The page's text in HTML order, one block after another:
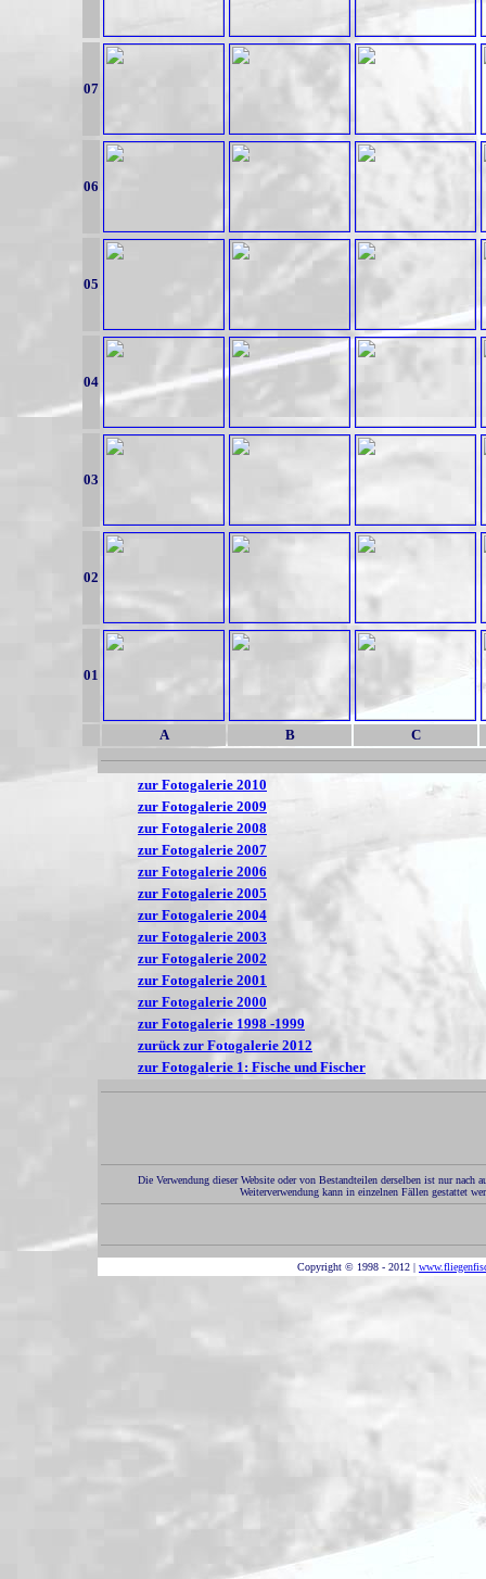
07
06
05
04
03
02
01
A B C
zur Fotogalerie 2010
zur Fotogalerie 2009
zur Fotogalerie 2008
zur Fotogalerie 2007
zur Fotogalerie 2006
zur Fotogalerie 2005
zur Fotogalerie 2004
zur Fotogalerie 2003
zur Fotogalerie 2002
zur Fotogalerie 2001
zur Fotogalerie 2000
zur Fotogalerie 1998 -1999
zurück zur Fotogalerie 2012
zur Fotogalerie 1: Fische und Fischer
Die Verwendung dieser Website oder von Bestandteilen derselben ist nur nach
Weiterverwendung kann in einzelnen Fällen gestattet
Copyright © 1998 - 2012 |